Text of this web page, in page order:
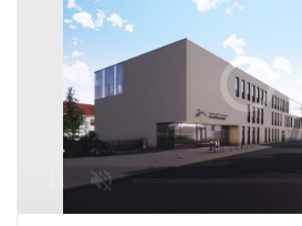
Video
Player
is
loading.
Unmute